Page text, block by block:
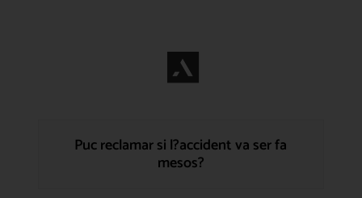
Puc reclamar si l?accident va ser fa
mesos?